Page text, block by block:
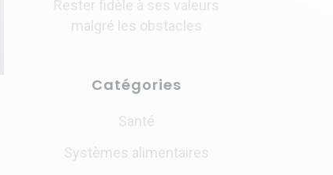
Rester fidèle à ses valeurs
malgré les obstacles
Catégories
Santé
Systèmes alimentaires